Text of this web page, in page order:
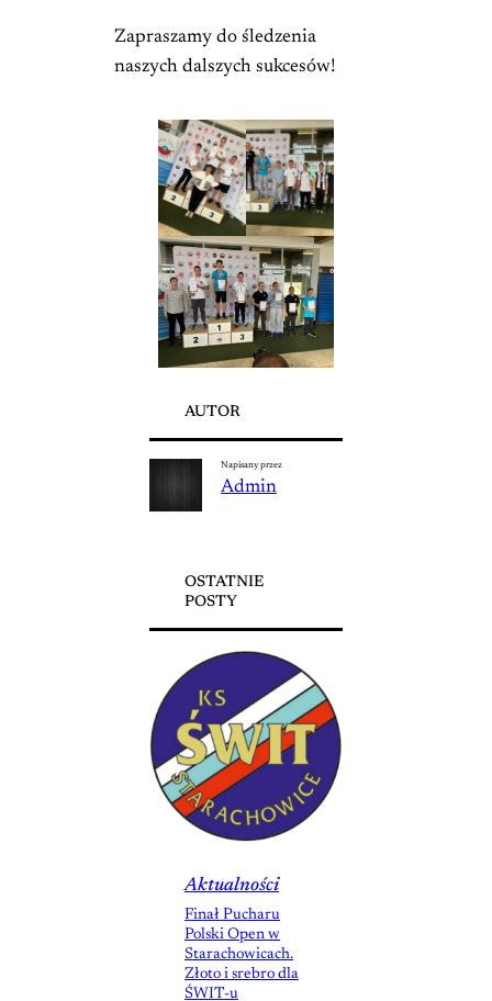
Zapraszamy do śledzenia
naszych dalszych sukcesów!
AUTOR
Napisany przez
Admin
OSTATNIE
POSTY
Aktualności
Finał Pucharu
Polski Open w
Starachowicach.
Złoto i srebro dla
ŚWIT-u